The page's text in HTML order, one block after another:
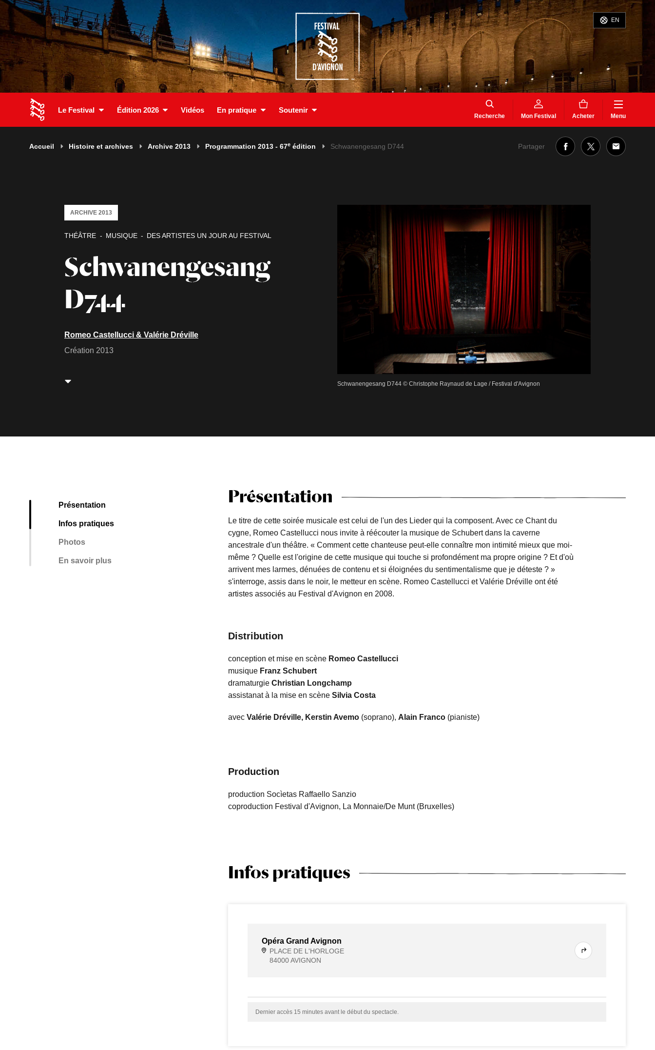
EN
Le Festival Édition 2026 Vidéos En pratique Soutenir
Recherche Mon Festival Acheter Menu
Accueil Histoire et archives Archive 2013 Programmation 2013 - 67e édition Schwanengesang D744 Partager
Schwanengesang
D744
THÉÂTRE MUSIQUE DES ARTISTES UN JOUR AU FESTIVAL
ARCHIVE 2013
Romeo Castellucci & Valérie Dréville
Création 2013
Schwanengesang D744 © Christophe Raynaud de Lage / Festival d'Avignon
Présentation
Infos pratiques
Photos
En savoir plus
Présentation
Le titre de cette soirée musicale est celui de l'un des Lieder qui la composent. Avec ce Chant du
cygne, Romeo Castellucci nous invite à réécouter la musique de Schubert dans la caverne
ancestrale d'un théâtre. « Comment cette chanteuse peut-elle connaître mon intimité mieux que moi-
même ? Quelle est l'origine de cette musique qui touche si profondément ma propre origine ? Et d'où
arrivent mes larmes, dénuées de contenu et si éloignées du sentimentalisme que je déteste ? »
s'interroge, assis dans le noir, le metteur en scène. Romeo Castellucci et Valérie Dréville ont été
artistes associés au Festival d'Avignon en 2008.
Distribution
conception et mise en scène Romeo Castellucci
musique Franz Schubert
dramaturgie Christian Longchamp
assistanat à la mise en scène Silvia Costa
avec Valérie Dréville, Kerstin Avemo(soprano), Alain Franco(pianiste)
Production
production Socìetas Raffaello Sanzio
coproduction Festival d'Avignon, La Monnaie/De Munt (Bruxelles)
Infos pratiques
Opéra Grand Avignon
PLACE DE L'HORLOGE
84000 AVIGNON
Dernier accès 15 minutes avant le début du spectacle.